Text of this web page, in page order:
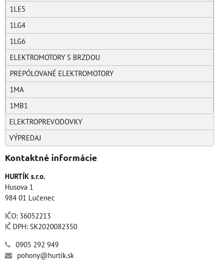
1LE5
1LG4
1LG6
ELEKTROMOTORY S BRZDOU
PREPÓLOVANÉ ELEKTROMOTORY
1MA
1MB1
ELEKTROPREVODOVKY
VÝPREDAJ
Kontaktné informácie
HURTÍK s.r.o.
Husova 1
984 01 Lučenec
IČO: 36052213
IČ DPH: SK2020082350
0905 292 949
pohony@hurtik.sk